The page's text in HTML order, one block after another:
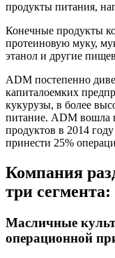
продукты питания,
Конечные продукты
протеиновую муку,
этанол и другие
ADM постепенно
капиталоемких
кукурузы, в более
питание. ADM вошла
продуктов в 2014
принести 25%
Компания
три сегмента:
Масличные
операционной